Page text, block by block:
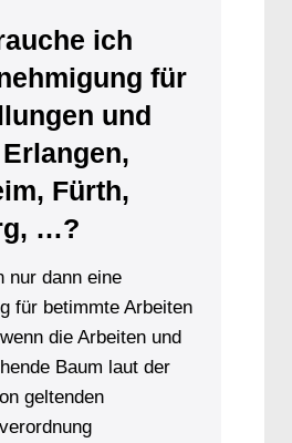
ich
für
und
Erlangen,
Fürth,
…?
nur dann eine
für betimmte Arbeiten
die Arbeiten und
Baum laut der
geltenden